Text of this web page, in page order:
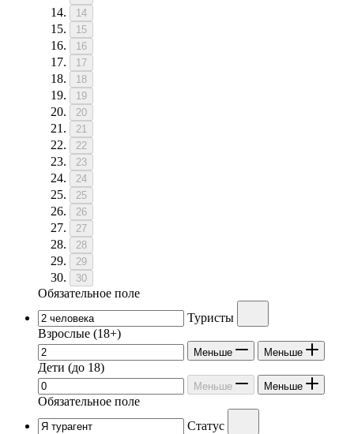
14
15
16
17
18
19
20
21
22
23
24
25
26
27
28
29
30
Обязательное поле
Туристы
Взрослые (18+)
Меньше Меньше
Дети (до 18)
Меньше Меньше
Обязательное поле
Статус